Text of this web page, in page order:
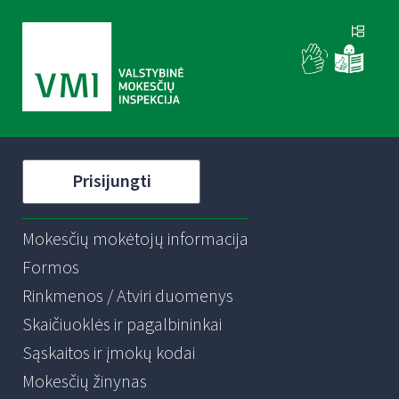
Prisijungti
Mokesčių mokėtojų informacija
Formos
Rinkmenos / Atviri duomenys
Skaičiuoklės ir pagalbininkai
Sąskaitos ir įmokų kodai
Mokesčių žinynas